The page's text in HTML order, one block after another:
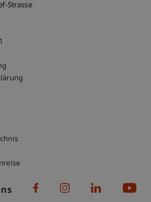
Strasse
Hinweise
Verzeichnis